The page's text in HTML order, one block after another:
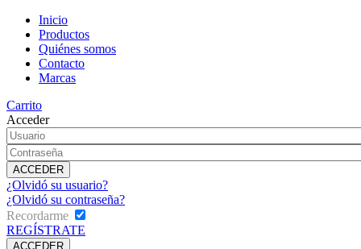
Inicio
Productos
Quiénes somos
Contacto
Marcas
Carrito
Acceder
¿Olvidó su usuario?
¿Olvidó su contraseña?
Recordarme
REGÍSTRATE